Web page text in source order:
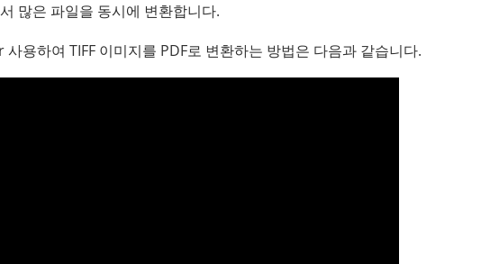
많은 파일을 동시에 변환합니다.
용하여 TIFF 이미지를 PDF로 변환하는 방법은 다음과 같습니다.